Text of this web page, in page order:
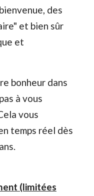
des
et bien sûr
et
bonheur dans
à vous
vous
temps réel dès
(limitées